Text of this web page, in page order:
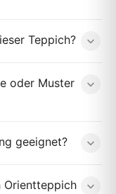
Teppich?
oder Muster
geeignet?
Orientteppich